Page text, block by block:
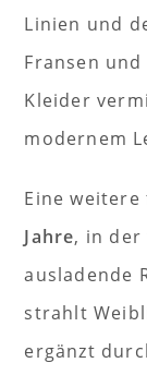
Linien und
Fransen
Kleider
modernem
Eine
Jahre, in
ausladende
strahlt
ergänzt